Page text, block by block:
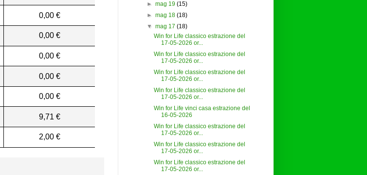
0,00 €
0,00 €
0,00 €
0,00 €
0,00 €
9,71 €
2,00 €
► mag 19 (15)
► mag 18 (18)
▼ mag 17 (18)
Win for Life classico estrazione del
17-05-2026 or...
Win for Life classico estrazione del
17-05-2026 or...
Win for Life classico estrazione del
17-05-2026 or...
Win for Life classico estrazione del
17-05-2026 or...
Win for Life vinci casa estrazione del
16-05-2026
Win for Life classico estrazione del
17-05-2026 or...
Win for Life classico estrazione del
17-05-2026 or...
Win for Life classico estrazione del
17-05-2026 or...